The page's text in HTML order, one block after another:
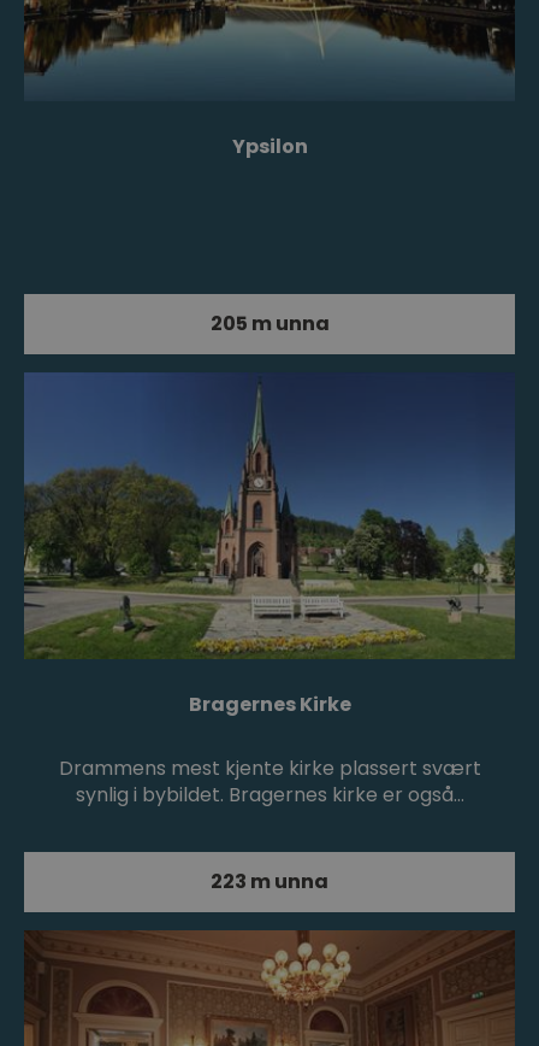
Ypsilon
205 m unna
Bragernes Kirke
Drammens mest kjente kirke plassert svært
synlig i bybildet. Bragernes kirke er også…
223 m unna